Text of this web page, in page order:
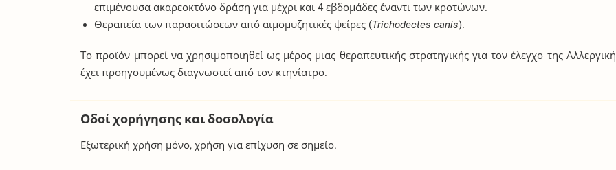
επιμένουσα ακαρεοκτόνο δράση για μέχρι και 4 εβδομάδες έναντι των κροτώνων.
Θεραπεία των παρασιτώσεων από αιμομυζητικές ψείρες (Trichodectes canis).
Το προϊόν μπορεί να χρησιμοποιηθεί ως μέρος μιας θεραπευτικής στρατηγικής για τον έλεγχο της
έχει προηγουμένως διαγνωστεί από τον κτηνίατρο.
Οδοί χορήγησης και δοσολογία
Εξωτερική χρήση μόνο, χρήση για επίχυση σε σημείο.